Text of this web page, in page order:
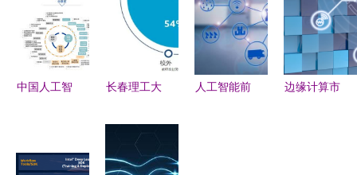
展变革”专
题研修班，
聚焦人工智
能应用软件
板下载指南
——熊猫办
公赋能AI应
用软件开发
做中国软床
革命的逆行
者 人工智
能应用赋能
中国人工智
立大会在京
长春理工大
软件与人工
智能究竟怎
人工智能前
边缘计算市